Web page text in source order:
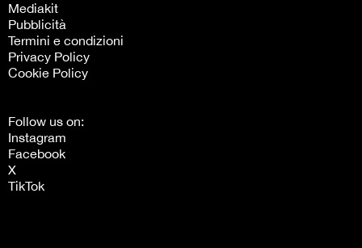
Mediakit
Pubblicità
Termini e condizioni
Privacy Policy
Cookie Policy
Follow us on:
Instagram
Facebook
X
TikTok